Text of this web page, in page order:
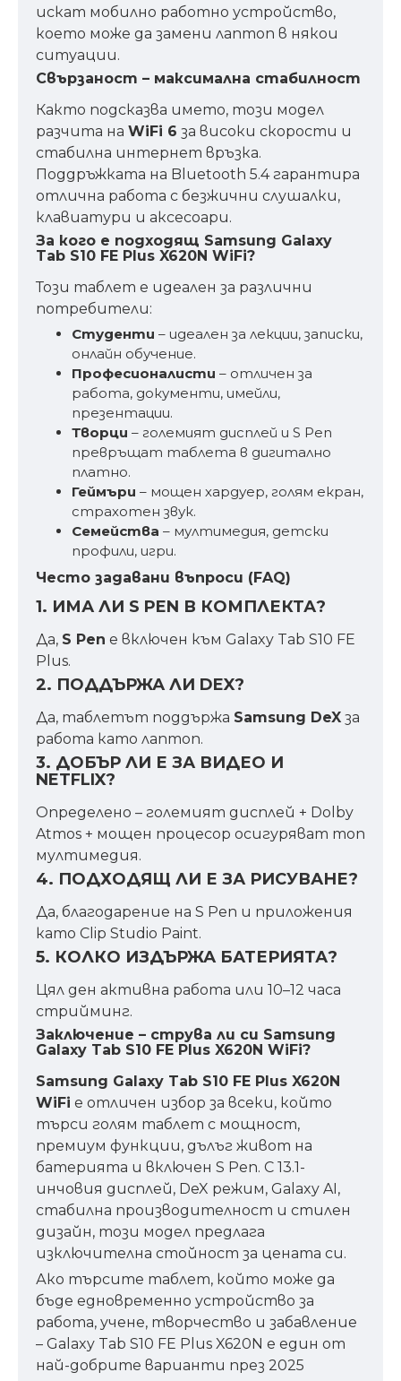
искат мобилно работно устройство,
което може да замени лаптоп в някои
ситуации.
Свързаност – максимална стабилност
Както подсказва името, този модел
разчита на WiFi 6 за високи скорости и
стабилна интернет връзка.
Поддръжката на Bluetooth 5.4 гарантира
отлична работа с безжични слушалки,
клавиатури и аксесоари.
За кого е подходящ Samsung Galaxy
Tab S10 FE Plus X620N WiFi?
Този таблет е идеален за различни
потребители:
Студенти – идеален за лекции, записки,
онлайн обучение.
Професионалисти – отличен за
работа, документи, имейли,
презентации.
Творци – големият дисплей и S Pen
превръщат таблета в дигитално
платно.
Геймъри – мощен хардуер, голям екран,
страхотен звук.
Семейства – мултимедия, детски
профили, игри.
Често задавани въпроси (FAQ)
1. ИМА ЛИ S PEN В КОМПЛЕКТА?
Да, S Pen е включен към Galaxy Tab S10 FE
Plus.
2. ПОДДЪРЖА ЛИ DEX?
Да, таблетът поддържа Samsung DeX за
работа като лаптоп.
3. ДОБЪР ЛИ Е ЗА ВИДЕО И
NETFLIX?
Определено – големият дисплей + Dolby
Atmos + мощен процесор осигуряват топ
мултимедия.
4. ПОДХОДЯЩ ЛИ Е ЗА РИСУВАНЕ?
Да, благодарение на S Pen и приложения
като Clip Studio Paint.
5. КОЛКО ИЗДЪРЖА БАТЕРИЯТА?
Цял ден активна работа или 10–12 часа
стрийминг.
Заключение – струва ли си Samsung
Galaxy Tab S10 FE Plus X620N WiFi?
Samsung Galaxy Tab S10 FE Plus X620N
WiFi е отличен избор за всеки, който
търси голям таблет с мощност,
премиум функции, дълъг живот на
батерията и включен S Pen. С 13.1-
инчовия дисплей, DeX режим, Galaxy AI,
стабилна производителност и стилен
дизайн, този модел предлага
изключителна стойност за цената си.
Ако търсите таблет, който може да
бъде едновременно устройство за
работа, учене, творчество и забавление
– Galaxy Tab S10 FE Plus X620N е един от
най-добрите варианти през 2025